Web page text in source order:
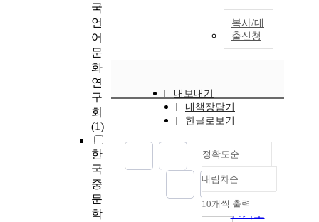
국
언
어
문
화
연
구
회
(1)
한
국
중
문
학
복사/대
출신청
내보내기
내책장담기
한글로보기
정확도순
정확도
순
인기도
내림차순
내림차순
10개씩 출력